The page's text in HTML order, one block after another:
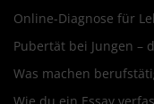
Online-Diagnose für
Pubertät bei Jungen –
Was machen
Wie du ein Essay